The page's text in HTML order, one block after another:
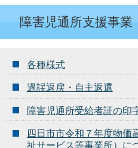
障害児通所支援事業
各種様式
過誤返戻・自主返還
障害児通所受給者証の印
四日市市令和７年度物価
祉サービス等事業所）に